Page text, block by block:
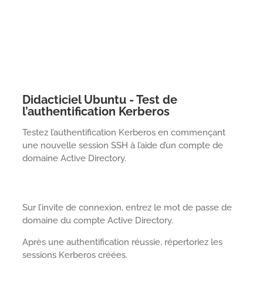
Didacticiel Ubuntu - Test de
l’authentification Kerberos
Testez l’authentification Kerberos en commençant
une nouvelle session SSH à l’aide d’un compte de
domaine Active Directory.
Sur l’invite de connexion, entrez le mot de passe de
domaine du compte Active Directory.
Après une authentification réussie, répertoriez les
sessions Kerberos créées.